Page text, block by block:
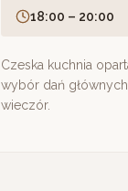
18:00 – 20:00
Czeska kuchnia
wybór dań
wieczór.